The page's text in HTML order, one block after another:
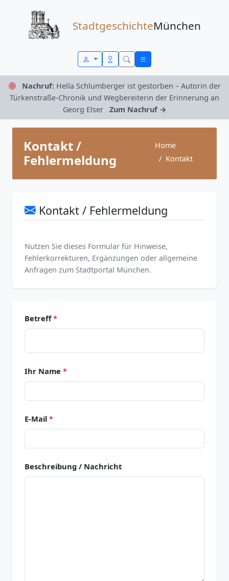
StadtgeschichteMünchen
Nachruf: Hella Schlumberger ist gestorben – Autorin der
Türkenstraße-Chronik und Wegbereiterin der Erinnerung an
Georg Elser
Zum Nachruf →
Kontakt /
Fehlermeldung
Home
Kontakt
Kontakt / Fehlermeldung
Nutzen Sie dieses Formular für Hinweise,
Fehlerkorrekturen, Ergänzungen oder allgemeine
Anfragen zum Stadtportal München.
Betreff*
Ihr Name *
E-Mail *
Beschreibung / Nachricht